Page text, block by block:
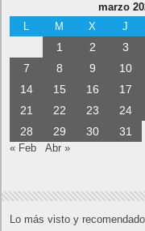
marzo
L
M X J
1 2 3
7
8 9 10
14
15 16 17
21
22 23 24
28
29 30 31
« Feb Abr »
Lo más visto y recomendado